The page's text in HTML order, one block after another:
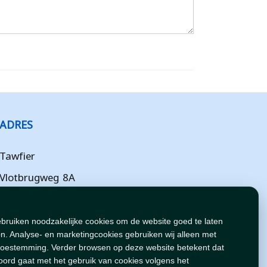
noodzakelijke cookies om de website goed te laten
Analyse- en marketingcookies gebruiken wij alleen met
Verder browsen op deze website betekent dat
gaat met het gebruik van cookies volgens het
ADRES
Tawfier
Vlotbrugweg 8A
Flevoland
NL